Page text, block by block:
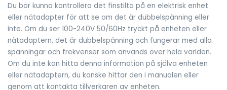
Du bör kunna kontrollera det finstilta på en elektrisk enhet
eller nätadapter för att se om det är dubbelspänning eller
inte. Om du ser 100-240V 50/60Hz tryckt på enheten eller
nätadaptern, det är dubbelspänning och fungerar med alla
spänningar och frekvenser som används över hela världen.
Om du inte kan hitta denna information på själva enheten
eller nätadaptern, du kanske hittar den i manualen eller
genom att kontakta tillverkaren av enheten.